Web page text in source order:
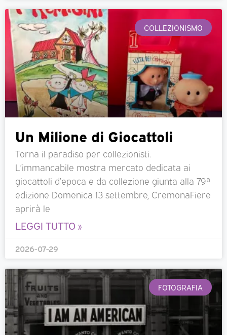
COLLEZIONISMO
Un Milione di Giocattoli
Torna il paradiso per collezionisti.
L’immancabile mostra mercato dedicata ai
giocattoli d’epoca e da collezione giunta alla 79ª
edizione Domenica 13 settembre, CremonaFiere
aprirà le
LEGGI TUTTO »
2026-07-29
FOTOGRAFIA